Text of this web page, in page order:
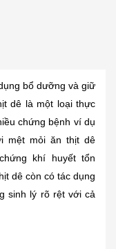
bổ dưỡng và giữ
dê là một loại thực
chứng bệnh ví dụ
mệt mỏi ăn thịt dê
khí huyết tổn
dê còn có tác dụng
sinh lý rõ rệt với cả